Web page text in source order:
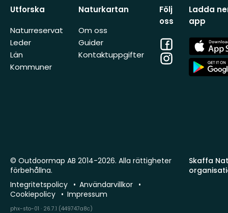
Utforska
Naturreservat
Leder
Län
Kommuner
Naturkartan
Om oss
Guider
Kontaktuppgifter
Följ
oss
Facebook
Instagram
Ladda
app
App
Store
App
Store
Skaffa
© Outdoormap AB 2014-2026. Alla rättigheter
förbehållna.
Integritetspolicy
Användarvillkor
Cookiepolicy
Impressum
phx-sto-01 · 26.7.1 (449747a8c)